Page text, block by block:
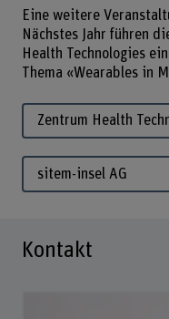
Eine weitere
Nächstes Jahr führen
Health Technologies
Thema «Wearables in
Zentrum Health
sitem-insel AG
Kontakt